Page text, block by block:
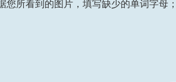
您所看到的图片，填写缺少的单词字母；